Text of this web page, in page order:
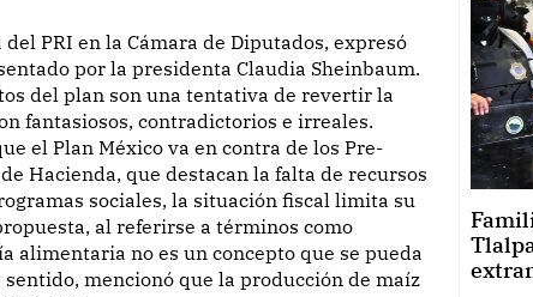
por la presidenta Claudia Sheinbaum.
del plan son una tentativa de revertir la
fantasiosos, contradictorios e irreales.
el Plan México va en contra de los Pre-
Hacienda, que destacan la falta de recursos
sociales, la situación fiscal limita su
al referirse a términos como
alimentaria no es un concepto que se pueda
mencionó que la producción de maíz